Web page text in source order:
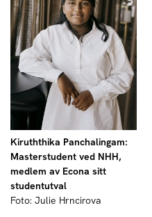
Kiruththika Panchalingam:
Masterstudent ved NHH,
medlem av Econa sitt
studentutval
Foto: Julie Hrncirova